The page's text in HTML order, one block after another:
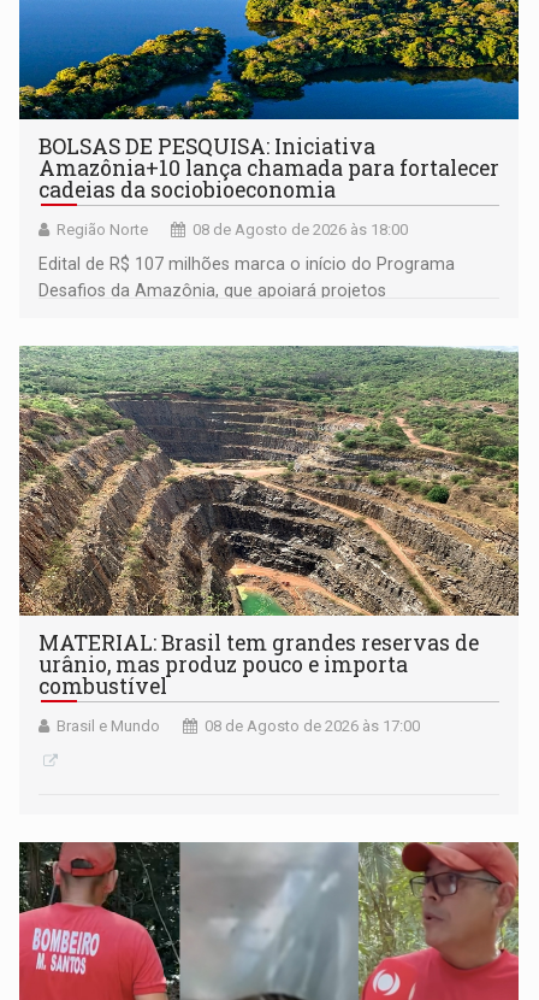
BOLSAS DE PESQUISA: Iniciativa
Amazônia+10 lança chamada para fortalecer
cadeias da sociobioeconomia
Região Norte 08 de Agosto de 2026 às 18:00
Edital de R$ 107 milhões marca o início do Programa
Desafios da Amazônia, que apoiará projetos
submissão de pré-propostas poderá ser feita até 1º de
setembro
MATERIAL: Brasil tem grandes reservas de
urânio, mas produz pouco e importa
combustível
Brasil e Mundo 08 de Agosto de 2026 às 17:00